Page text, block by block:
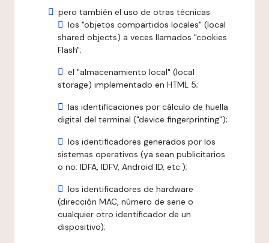
pero también el uso de otras técnicas:
los "objetos compartidos locales" (local
shared objects) a veces llamados "cookies
Flash";
el "almacenamiento local" (local
storage) implementado en HTML 5;
las identificaciones por cálculo de huella
digital del terminal ("device fingerprinting");
los identificadores generados por los
sistemas operativos (ya sean publicitarios
o no: IDFA, IDFV, Android ID, etc.);
los identificadores de hardware
(dirección MAC, número de serie o
cualquier otro identificador de un
dispositivo);